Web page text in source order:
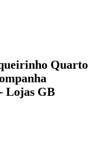
Quarto
Lojas GB